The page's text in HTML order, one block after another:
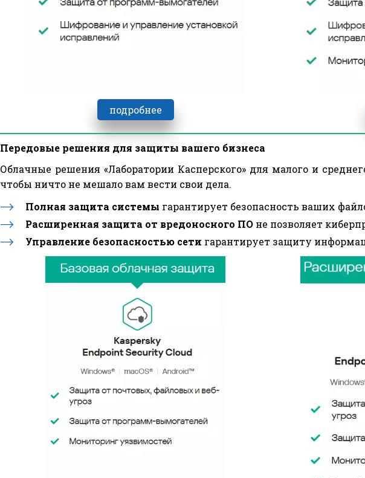
СРАВНЕНИЕ ПРОДУКТОВ
подробнее
Передовые решения для защиты вашего бизнеса
Облачные решения «Лаборатории Касперского» для малого и
чтобы ничто не мешало вам вести свои дела.
Полная защита системы гарантирует безопасность ваших
Расширенная защита от вредоносного ПО не позволяет
Управление безопасностью сети гарантирует защиту